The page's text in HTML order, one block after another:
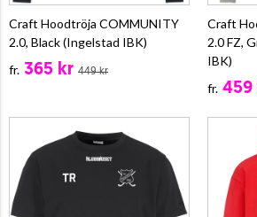
Craft Hoodtröja COMMUNITY
2.0, Black (Ingelstad IBK)
fr. 365 kr 449 kr
Craft
2.0 FZ,
IBK)
fr. 459